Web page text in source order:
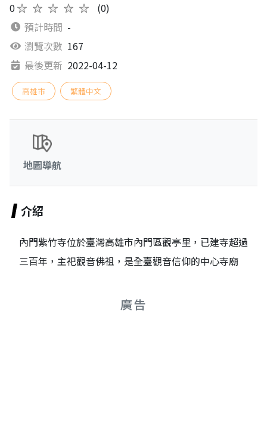
0★★★★★
(0)
預計時間 -
瀏覽次數 167
最後更新 2022-04-12
高雄市 繁體中文
地圖導航
介紹
內門紫竹寺位於臺灣高雄市內門區觀亭里，已建寺超過
三百年，主祀觀音佛祖，是全臺觀音信仰的中心寺廟
廣告